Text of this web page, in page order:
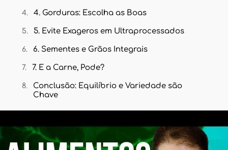
4. Gorduras: Escolha as Boas
5. Evite Exageros em Ultraprocessados
6. Sementes e Grãos Integrais
7. E a Carne, Pode?
Conclusão: Equilíbrio e Variedade são
Chave